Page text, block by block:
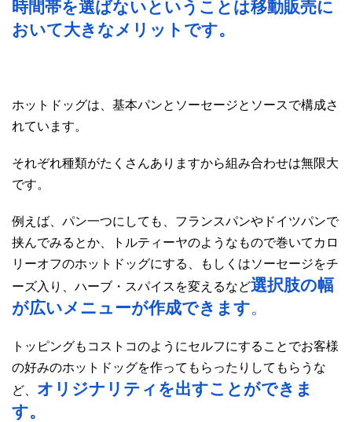
時間帯を選ばないということは移動販売に
おいて大きなメリットです。
ホットドッグは、基本パンとソーセージとソースで構成さ
れています。
それぞれ種類がたくさんありますから組み合わせは無限大
です。
例えば、パン一つにしても、フランスパンやドイツパンで
挟んでみるとか、トルティーヤのようなもので巻いてカロ
リーオフのホットドッグにする、もしくはソーセージをチ
ーズ入り、ハーブ・スパイスを変えるなど選択肢の幅
が広いメニューが作成できます。
トッピングもコストコのようにセルフにすることでお客様
の好みのホットドッグを作ってもらったりしてもらうな
ど、 オリジナリティを出すことができま
す。